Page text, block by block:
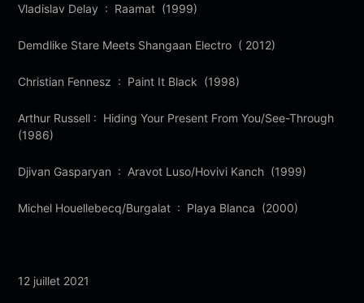
Vladislav Delay : Raamat (1999)
Demdlike Stare Meets Shangaan Electro ( 2012)
Christian Fennesz : Paint It Black (1998)
Arthur Russell : Hiding Your Present From You/See-Through
(1986)
Djivan Gasparyan : Aravot Luso/Hovivi Kanch (1999)
Michel Houellebecq/Burgalat : Playa Blanca (2000)
12 juillet 2021